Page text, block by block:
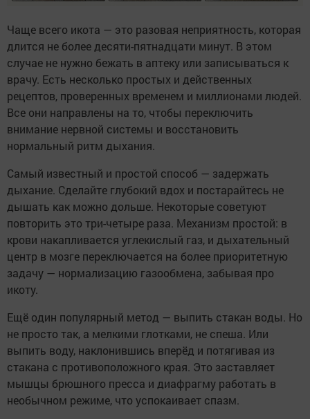
Чаще всего икота — это разовая неприятность, которая
длится не более десяти-пятнадцати минут. В этом
случае не нужно бежать в аптеку или записываться к
врачу. Есть несколько простых и действенных
рецептов, проверенных временем и миллионами людей.
Все они направлены на то, чтобы переключить
внимание нервной системы и восстановить
нормальный ритм дыхания.
Самый известный и простой способ — задержать
дыхание. Сделайте глубокий вдох и постарайтесь не
дышать как можно дольше. Некоторые советуют
повторить это три-четыре раза. Механизм простой: в
крови накапливается углекислый газ, и дыхательный
центр в мозге переключается на более приоритетную
задачу — нормализацию газообмена, забывая про
икоту.
Ещё один популярный метод — выпить стакан воды. Но
не просто так, а мелкими глотками, не спеша. Или
выпить воду, наклонившись вперёд и потягивая из
стакана с противоположного края. Это заставляет
мышцы брюшного пресса и диафрагму работать в
необычном режиме, что успокаивает спазм.